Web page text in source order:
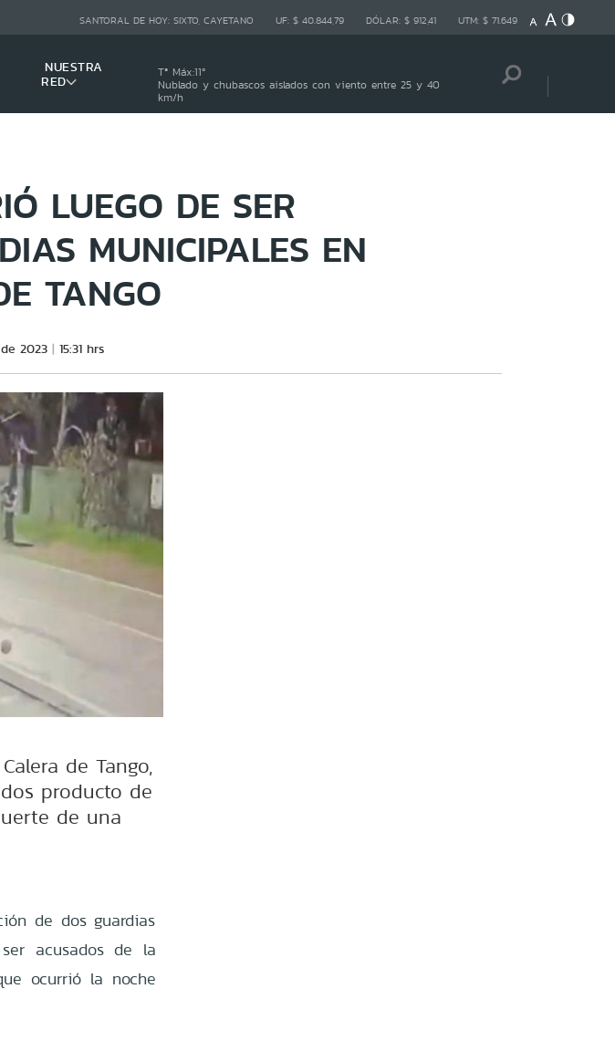
SANTORAL DE HOY: SIXTO, CAYETANO UF: $ 40.844,79 DÓLAR: $ 912,41 UTM: $ 71.649
NUESTRA
RED
Tª Máx:11º
Nublado y chubascos aislados con viento entre 25 y 40
km/h
LUEGO DE SER
MUNICIPALES EN
TANGO
2023 15:31 hrs
de Tango,
producto de
de una
de dos guardias
acusados de la
ocurrió la noche